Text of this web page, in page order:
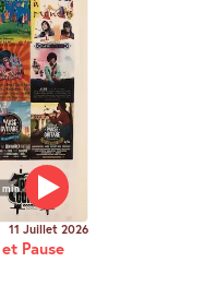
min
11 Juillet 2026
Pause